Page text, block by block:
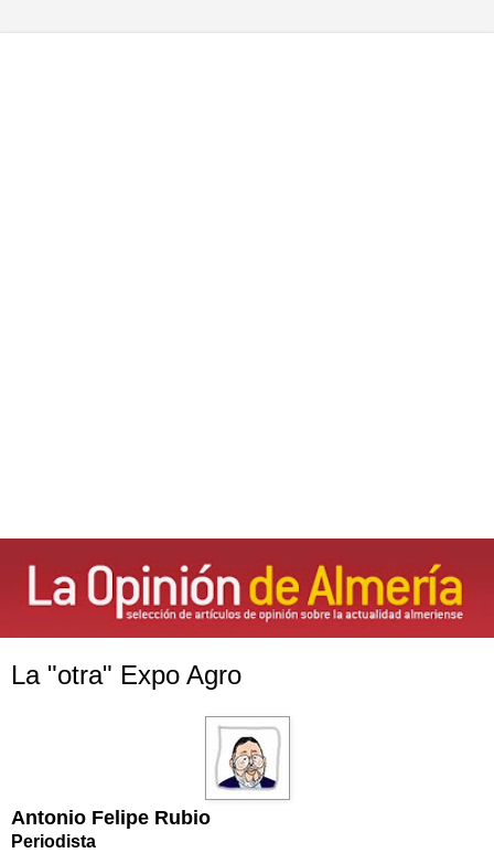
La "otra" Expo Agro
Antonio Felipe Rubio
Periodista